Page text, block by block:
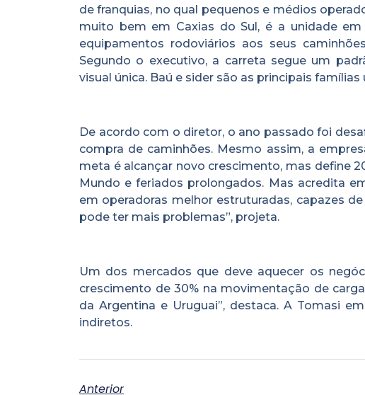
de franquias, no qual pequenos e médios
muito bem em Caxias do Sul, é a unidade
equipamentos rodoviários aos seus
Segundo o executivo, a carreta segue um
visual única. Baú e sider são as principais
De acordo com o diretor, o ano passado foi
compra de caminhões. Mesmo assim, a
meta é alcançar novo crescimento, mas define
Mundo e feriados prolongados. Mas acredita
em operadoras melhor estruturadas, capazes
pode ter mais problemas”, projeta.
Um dos mercados que deve aquecer os
crescimento de 30% na movimentação de
da Argentina e Uruguai”, destaca. A Tomasi
indiretos.
Anterior